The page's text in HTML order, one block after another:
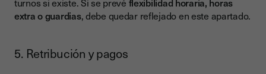
extra o guardias, debe quedar reflejado en este apartado.
5. Retribución y pagos